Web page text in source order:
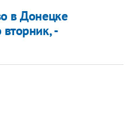
в Донецке
-